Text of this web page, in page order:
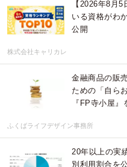
【2026年8月
いる資格がわ
公開
株式会社キャリカレ
金融商品の販
ための「自ら
『FP寺小屋
ふくばライフデザイン事務所
20年以上の実
別利用割合を